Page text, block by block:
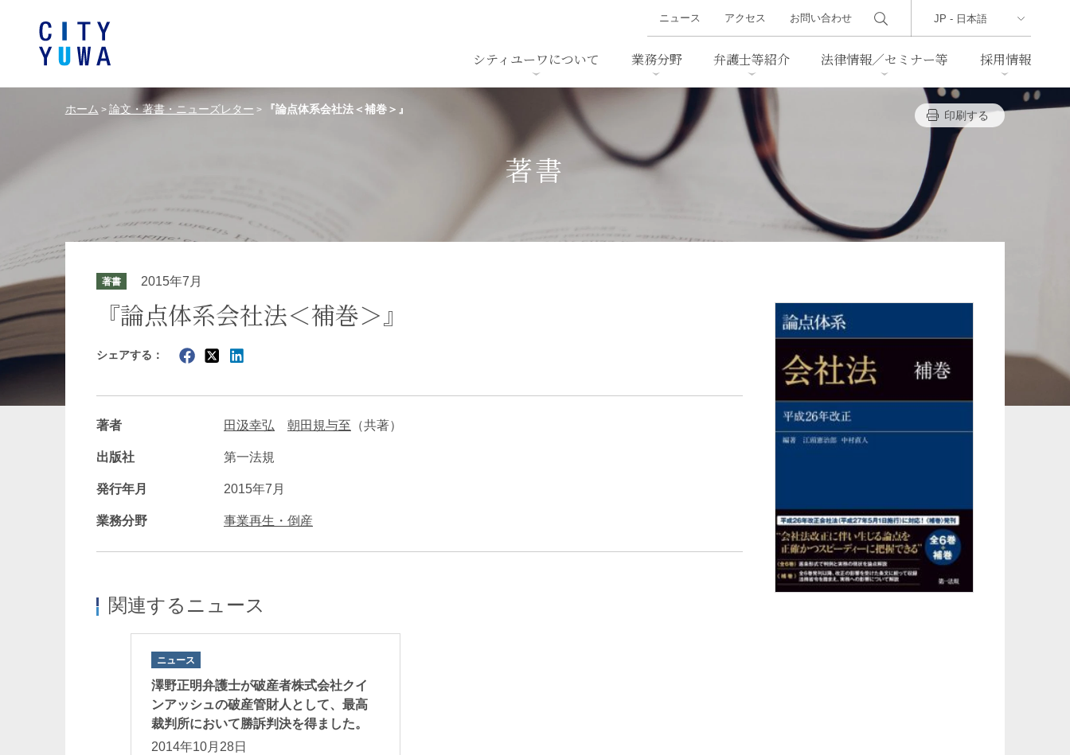
シティユーワについて
沿革 アクセス
業務分野
M&A 事業再生・倒産
通商法・経済安全保障
危機管理／コンプライアンス 中国法務
エネルギー・資源 ライフサイエンス・製薬 ヘルスケア
TMT／テクノロジー・メディ
暗号資産・NFT 建設・建築
相続、事業承継、ウェルスマ
弁護士等紹介 法律情報／セミナー等
セミナー/講演等 ニューズレター 判例紹介
法律用語集
採用情報
スタッフ採用
ニュース アクセス お問い合わせ
ホーム > 論文・著書・ニューズレター > 『論点体系会社法＜補巻＞』 印刷する
著書
著書 2015年7月
『論点体系会社法＜補巻＞』
シェアする：
著者 田汲幸弘 朝田規与至 （共著）
出版社 第一法規
発行年月 2015年7月
業務分野 事業再生・倒産
関連するニュース
ニュース
澤野正明弁護士が破産者株式会社クイ
ンアッシュの破産管財人として、最高
裁判所において勝訴判決を得ました。
2014年10月28日